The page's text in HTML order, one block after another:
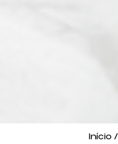
Início/